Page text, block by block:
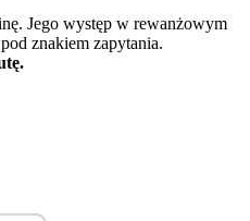
Jego występ w rewanżowym
znakiem zapytania.